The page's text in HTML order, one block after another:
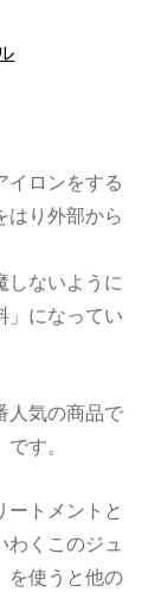
イロンをする
はり外部から
しないように
」になってい
人気の商品で
す。
ートメントと
くこのジュ
を使うと他の